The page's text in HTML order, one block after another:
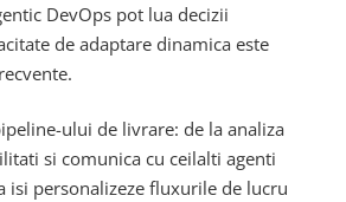
DevOps pot lua decizii
de adaptare dinamica este
ului de livrare: de la analiza
si comunica cu ceilalti agenti
isi personalizeze fluxurile de lucru